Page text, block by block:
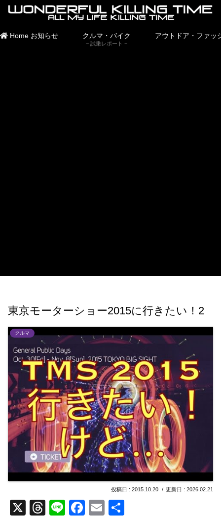
Home お知らせ クルマ・バイク
試乗レポート
アウトドア・ファッ
東京モーターショー2015に行きたい！2
クルマ
2015.10.20 2026.02.21
X
T
Li
F
E